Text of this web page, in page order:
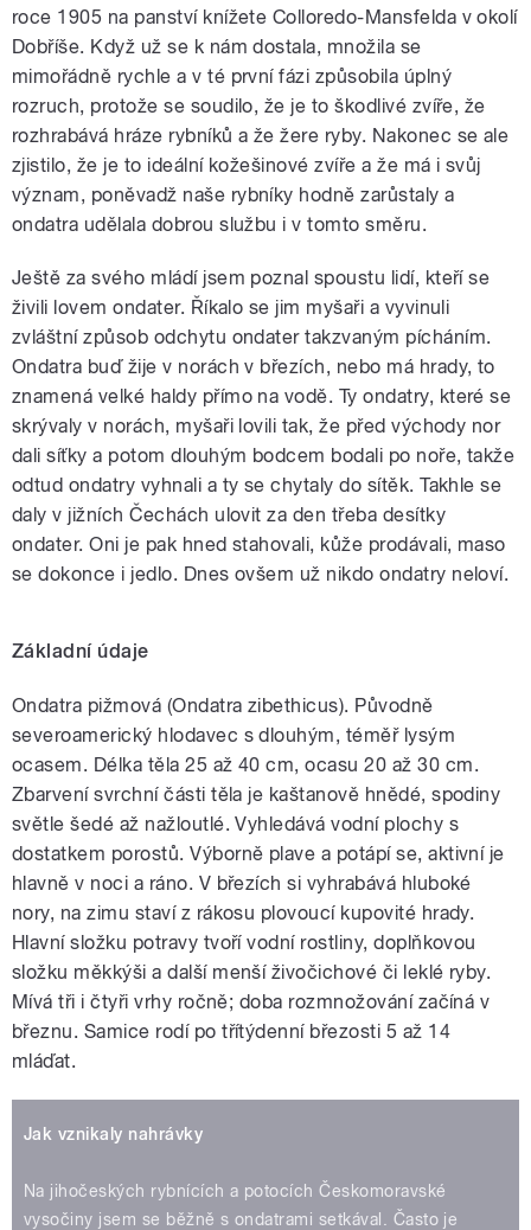
roce 1905 na panství knížete Colloredo-Mansfelda v okolí
Dobříše. Když už se k nám dostala, množila se
mimořádně rychle a v té první fázi způsobila úplný
rozruch, protože se soudilo, že je to škodlivé zvíře, že
rozhrabává hráze rybníků a že žere ryby. Nakonec se ale
zjistilo, že je to ideální kožešinové zvíře a že má i svůj
význam, poněvadž naše rybníky hodně zarůstaly a
ondatra udělala dobrou službu i v tomto směru.
Ještě za svého mládí jsem poznal spoustu lidí, kteří se
živili lovem ondater. Říkalo se jim myšaři a vyvinuli
zvláštní způsob odchytu ondater takzvaným pícháním.
Ondatra buď žije v norách v březích, nebo má hrady, to
znamená velké haldy přímo na vodě. Ty ondatry, které se
skrývaly v norách, myšaři lovili tak, že před východy nor
dali síťky a potom dlouhým bodcem bodali po noře, takže
odtud ondatry vyhnali a ty se chytaly do sítěk. Takhle se
daly v jižních Čechách ulovit za den třeba desítky
ondater. Oni je pak hned stahovali, kůže prodávali, maso
se dokonce i jedlo. Dnes ovšem už nikdo ondatry neloví.
Základní údaje
Ondatra pižmová (Ondatra zibethicus). Původně
severoamerický hlodavec s dlouhým, téměř lysým
ocasem. Délka těla 25 až 40 cm, ocasu 20 až 30 cm.
Zbarvení svrchní části těla je kaštanově hnědé, spodiny
světle šedé až nažloutlé. Vyhledává vodní plochy s
dostatkem porostů. Výborně plave a potápí se, aktivní je
hlavně v noci a ráno. V březích si vyhrabává hluboké
nory, na zimu staví z rákosu plovoucí kupovité hrady.
Hlavní složku potravy tvoří vodní rostliny, doplňkovou
složku měkkýši a další menší živočichové či leklé ryby.
Mívá tři i čtyři vrhy ročně; doba rozmnožování začíná v
březnu. Samice rodí po třítýdenní březosti 5 až 14
mláďat.
Jak vznikaly nahrávky
Na jihočeských rybnících a potocích Českomoravské
vysočiny jsem se běžně s ondatrami setkával. Často je